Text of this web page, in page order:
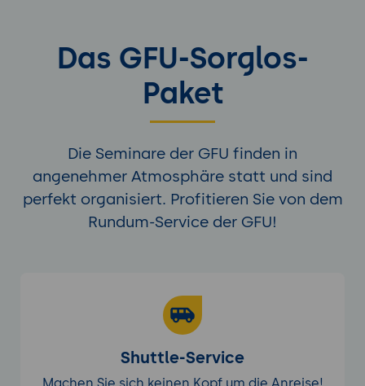
Das GFU-Sorglos-
Paket
Die Seminare der GFU finden in
angenehmer Atmosphäre statt und sind
perfekt organisiert. Profitieren Sie von dem
Rundum-Service der GFU!
Shuttle-Service